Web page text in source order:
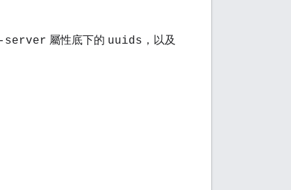
server 屬性底下的 uuids ，以及